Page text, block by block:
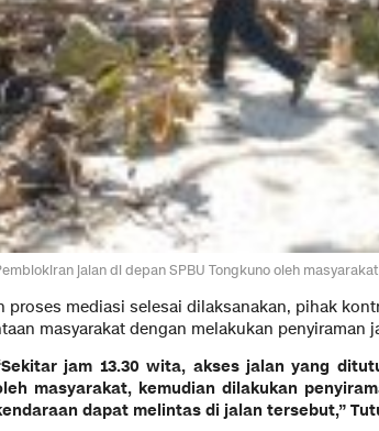
jalan di depan SPBU Tongkuno oleh
proses mediasi selesai dilaksanakan, pihak
masyarakat dengan melakukan penyiraman
jam 13.30 wita, akses jalan yang
masyarakat, kemudian dilakukan
dapat melintas di jalan tersebut,”